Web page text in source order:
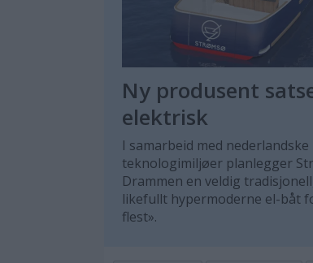
Ny produsent
elektrisk
I samarbeid med nederlandske
teknologimiljøer planlegger
Drammen en veldig
likefullt hypermoderne el-båt
flest».